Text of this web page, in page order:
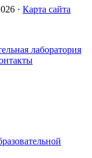
· Карта сайта
лаборатория